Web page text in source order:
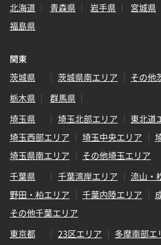
北海道
青森県 岩手県 宮城県
福島県
関東
茨城県
茨城県南エリア
その他
栃木県
群馬県
埼玉県
埼玉北部エリア
東北道
埼玉西部エリア
埼玉中央エリア
埼玉県南エリア
その他埼玉エリア
千葉県
千葉湾岸エリア
流山・
野田・柏エリア
千葉内陸エリア
その他千葉エリア
東京都
23区エリア
多摩南部エ